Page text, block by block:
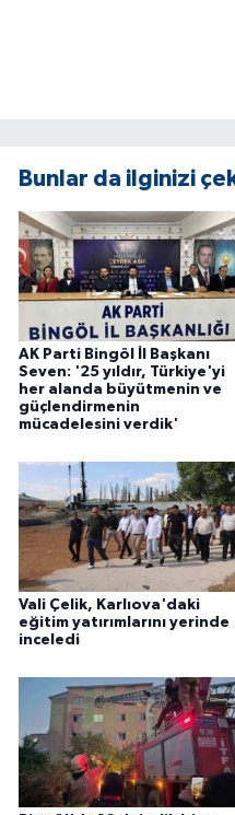
Bunlar da ilginizi
AK Parti Bingöl İl Başkanı
Seven: '25 yıldır, Türkiye'yi
her alanda büyütmenin ve
güçlendirmenin
mücadelesini verdik'
Vali Çelik, Karlıova'daki
eğitim yatırımlarını yerinde
inceledi